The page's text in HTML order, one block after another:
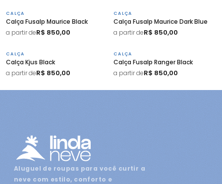
CALÇA
Calça Fusalp Maurice Black
a partir deR$ 850,00
CALÇA
Calça Fusalp Maurice Dark Blue
a partir deR$ 850,00
CALÇA
Calça Kjus Black
a partir deR$ 850,00
CALÇA
Calça Fusalp Ranger Black
a partir deR$ 850,00
Aluguel de roupas para você curtir a
neve com estilo, conforto e